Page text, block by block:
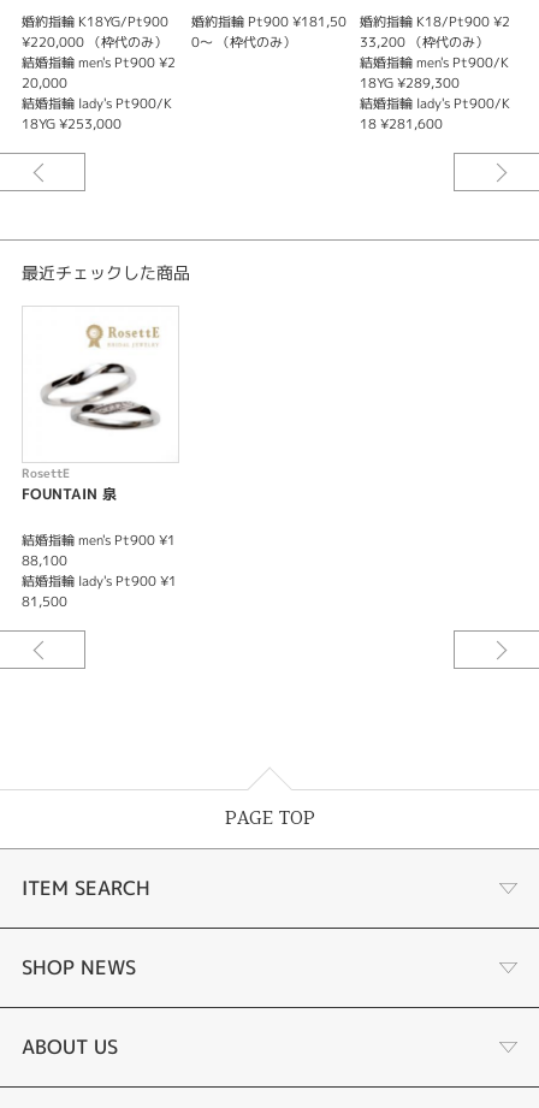
しるべの先の幸せの象徴である泉の輝く水面を、レディースのダイヤで表現
しています。ミル打ちを施すことで、大人っぽくクラシカルに着けていただ
けます。
メンズは中央にひねりを入れる事でシンプルすぎず、程よいおしゃれを楽し
んでいただけます。
※価格は税込みになります。
婚約指輪 K18YG/Pt900
¥220,000 （枠代のみ）
結婚指輪 men's Pt900 ¥2
20,000
結婚指輪 lady's Pt900/K
18YG ¥253,000
婚約指輪 Pt900 ¥181,50
0～ （枠代のみ）
婚約指輪 K18/Pt900 ¥2
33,200 （枠代のみ）
結婚指輪 men's Pt900/K
18YG ¥289,300
結婚指輪 lady's Pt900/K
18 ¥281,600
最近チェックした商品
RosettE
FOUNTAIN 泉
結婚指輪 men's Pt900 ¥1
88,100
結婚指輪 lady's Pt900 ¥1
81,500
PAGE TOP
ITEM SEARCH
婚約指輪
結婚指輪
SHOP NEWS
お客様の声
ABOUT US